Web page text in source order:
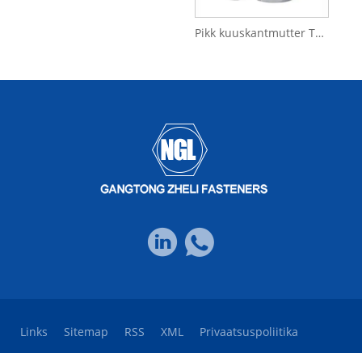
Pikk kuuskantmutter Tavaline süsinikterasest keermevarda ühendusmutter
Links Sitemap RSS XML Privaatsuspoliitika